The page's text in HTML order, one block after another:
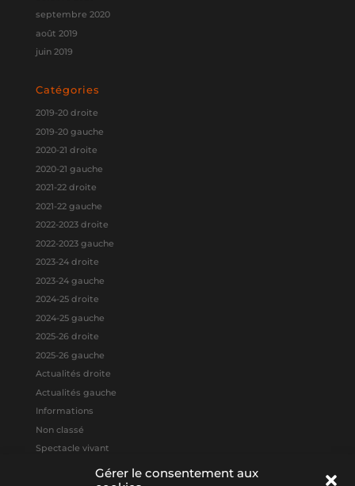
Gérer le consentement aux
septembre 2020
août 2019
juin 2019
Catégories
2019-20 droite
2019-20 gauche
2020-21 droite
2020-21 gauche
2021-22 droite
2021-22 gauche
2022-2023 droite
2022-2023 gauche
2023-24 droite
2023-24 gauche
2024-25 droite
2024-25 gauche
2025-26 droite
2025-26 gauche
Actualités droite
Actualités gauche
Informations
Non classé
Spectacle vivant